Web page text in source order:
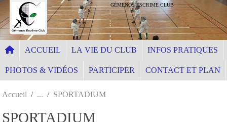
GÉMENOS ESCRIME CLUB
ACCUEIL LA VIE DU CLUB INFOS PRATIQUES
PHOTOS & VIDÉOS PARTICIPER CONTACT ET PLAN
Accueil SPORTADIUM
SPORTADIUM
Panneau de gestion des cookies